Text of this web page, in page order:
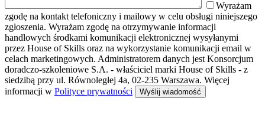
Wyrażam
zgodę na kontakt telefoniczny i mailowy w celu obsługi niniejszego
zgłoszenia. Wyrażam zgodę na otrzymywanie informacji
handlowych środkami komunikacji elektronicznej wysyłanymi
przez House of Skills oraz na wykorzystanie komunikacji email w
celach marketingowych. Administratorem danych jest Konsorcjum
doradczo-szkoleniowe S.A. - właściciel marki House of Skills - z
siedzibą przy ul. Równoległej 4a, 02-235 Warszawa. Więcej
informacji w Polityce prywatności